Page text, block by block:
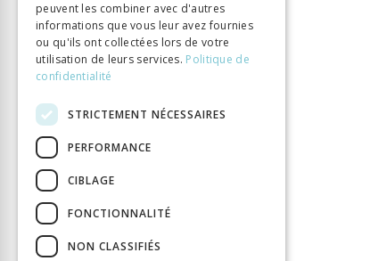
peuvent les combiner avec d'autres
informations que vous leur avez fournies
ou qu'ils ont collectées lors de votre
utilisation de leurs services. Politique de
confidentialité
STRICTEMENT NÉCESSAIRES
PERFORMANCE
CIBLAGE
FONCTIONNALITÉ
NON CLASSIFIÉS